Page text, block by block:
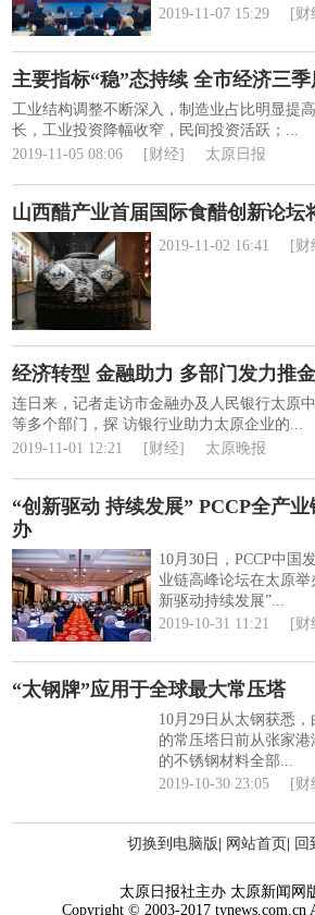
2019-11-07 15:29
[财
主要指标“稳”态持续 全市经济三
工业结构调整不断深入，制造业占比明显提
长，工业投资降幅收窄，民间投资活跃；...
2019-11-05 08:06
[财经] 太原日报
山西醋产业首届国际食醋创新论坛
2019-11-02 16:41 [财
经济转型 金融助力 多部门发力推
连日来，记者走访市金融办及人民银行太原
等多个部门，探 访银行业助力太原企业的...
2019-11-01 12:21
[财经] 太原晚报
“创新驱动 持续发展” PCCP全产
办
10月30日，PCCP中国
业链高峰论坛在太原举
新驱动持续发展”...
2019-10-31 11:21
[财
“太钢牌”应用于全球最大常压塔
10月29日从太钢获悉
的常压塔日前从张家
的不锈钢材料全部...
2019-10-30 23:05
[财
切换到电脑版| 网站首页| 回
太原日报社主办 太原新闻网
Copyright © 2003-2017 tynews.com.cn